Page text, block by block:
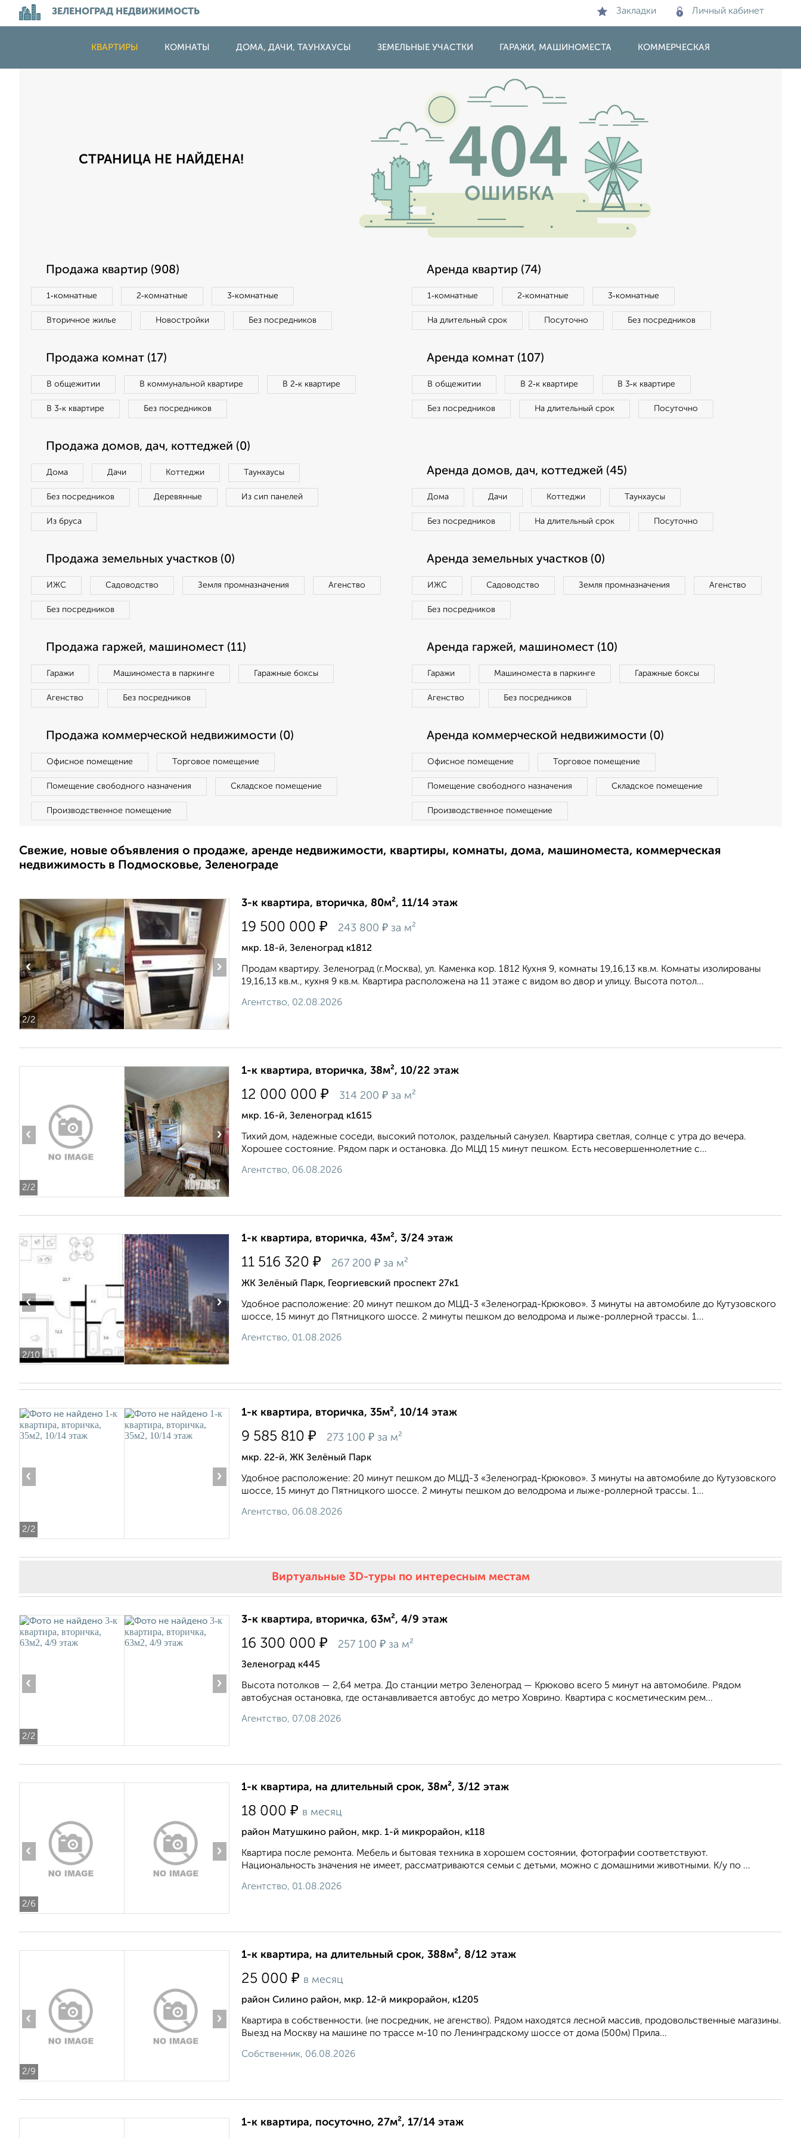
ЗЕЛЕНОГРАД НЕДВИЖИМОСТЬ Закладки Личный кабинет
КВАРТИРЫ КОМНАТЫ ДОМА, ДАЧИ, ТАУНХАУСЫ ЗЕМЕЛЬНЫЕ УЧАСТКИ ГАРАЖИ, МАШИНОМЕСТА КОММЕРЧЕСКАЯ
СТРАНИЦА НЕ НАЙДЕНА!
Продажа квартир (908)
1‑комнатные 2‑комнатные 3‑комнатные
Вторичное жилье Новостройки Без посредников
Аренда квартир (74)
1‑комнатные 2‑комнатные 3‑комнатные
На длительный срок Посуточно Без посредников
Продажа комнат (17)
В общежитии В коммунальной квартире В 2‑к квартире
В 3‑к квартире Без посредников
Аренда комнат (107)
В общежитии В 2‑к квартире В 3‑к квартире
Без посредников На длительный срок Посуточно
Продажа домов, дач, коттеджей (0)
Дома Дачи Коттеджи Таунхаусы
Без посредников Деревянные Из сип панелей
Из бруса
Аренда домов, дач, коттеджей (45)
Дома Дачи Коттеджи Таунхаусы
Без посредников На длительный срок Посуточно
Продажа земельных участков (0)
ИЖС Садоводство Земля промназначения Агенство
Без посредников
Аренда земельных участков (0)
ИЖС Садоводство Земля промназначения Агенство
Без посредников
Продажа гаржей, машиномест (11)
Гаражи Машиноместа в паркинге Гаражные боксы
Агенство Без посредников
Аренда гаржей, машиномест (10)
Гаражи Машиноместа в паркинге Гаражные боксы
Агенство Без посредников
Продажа коммерческой недвижимости (0)
Офисное помещение Торговое помещение
Помещение свободного назначения Складское помещение
Производственное помещение
Аренда коммерческой недвижимости (0)
Офисное помещение Торговое помещение
Помещение свободного назначения Складское помещение
Производственное помещение
Свежие, новые объявления о продаже, аренде недвижимости, квартиры, комнаты, дома, машиноместа, коммерческая
недвижимость в Подмосковье, Зеленограде
2/2
‹ ›
3-к квартира, вторичка, 80м², 11/14 этаж
19 500 000 ₽ 243 800 ₽ за м²
мкр. 18-й, Зеленоград к1812
Продам квартиру. Зеленоград (г.Москва), ул. Каменка кор. 1812 Кухня 9, комнаты 19,16,13 кв.м. Комнаты изолированы
19,16,13 кв.м., кухня 9 кв.м. Квартира расположена на 11 этаже с видом во двор и улицу. Высота потол...
Агентство, 02.08.2026
2/2
‹ ›
1-к квартира, вторичка, 38м², 10/22 этаж
12 000 000 ₽ 314 200 ₽ за м²
мкр. 16-й, Зеленоград к1615
Тихий дом, надежные соседи, высокий потолок, раздельный санузел. Квартира светлая, солнце с утра до вечера.
Хорошее состояние. Рядом парк и остановка. До МЦД 15 минут пешком. Есть несовершеннолетние с...
Агентство, 06.08.2026
2/10
‹ ›
1-к квартира, вторичка, 43м², 3/24 этаж
11 516 320 ₽ 267 200 ₽ за м²
ЖК Зелёный Парк, Георгиевский проспект 27к1
Удобное расположение: 20 минут пешком до МЦД-3 «Зеленоград-Крюково». 3 минуты на автомобиле до Кутузовского
шоссе, 15 минут до Пятницкого шоссе. 2 минуты пешком до велодрома и лыже-роллерной трассы. 1...
Агентство, 01.08.2026
2/2
‹ ›
1-к квартира, вторичка, 35м², 10/14 этаж
9 585 810 ₽ 273 100 ₽ за м²
мкр. 22-й, ЖК Зелёный Парк
Удобное расположение: 20 минут пешком до МЦД-3 «Зеленоград-Крюково». 3 минуты на автомобиле до Кутузовского
шоссе, 15 минут до Пятницкого шоссе. 2 минуты пешком до велодрома и лыже-роллерной трассы. 1...
Агентство, 06.08.2026
Виртуальные 3D-туры по интересным местам
2/2
‹ ›
3-к квартира, вторичка, 63м², 4/9 этаж
16 300 000 ₽ 257 100 ₽ за м²
Зеленоград к445
Высота потолков — 2,64 метра. До станции метро Зеленоград — Крюково всего 5 минут на автомобиле. Рядом
автобусная остановка, где останавливается автобус до метро Ховрино. Квартира с косметическим рем...
Агентство, 07.08.2026
2/6
‹ ›
1-к квартира, на длительный срок, 38м², 3/12 этаж
18 000 ₽ в месяц
район Матушкино район, мкр. 1-й микрорайон, к118
Квартира после ремонта. Мебель и бытовая техника в хорошем состоянии, фотографии соответствуют.
Национальность значения не имеет, рассматриваются семьи с детьми, можно с домашними животными. К/у по ...
Агентство, 01.08.2026
2/9
‹ ›
1-к квартира, на длительный срок, 388м², 8/12 этаж
25 000 ₽ в месяц
район Силино район, мкр. 12-й микрорайон, к1205
Квартира в собственности. (не посредник, не агенство). Рядом находятся лесной массив, продовольственные магазины.
Выезд на Москву на машине по трассе м-10 по Ленинградскому шоссе от дома (500м) Прила...
Собственник, 06.08.2026
1-к квартира, посуточно, 27м², 17/14 этаж